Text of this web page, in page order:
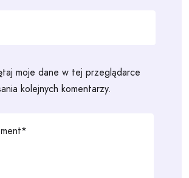
moje dane w tej przeglądarce
kolejnych komentarzy.